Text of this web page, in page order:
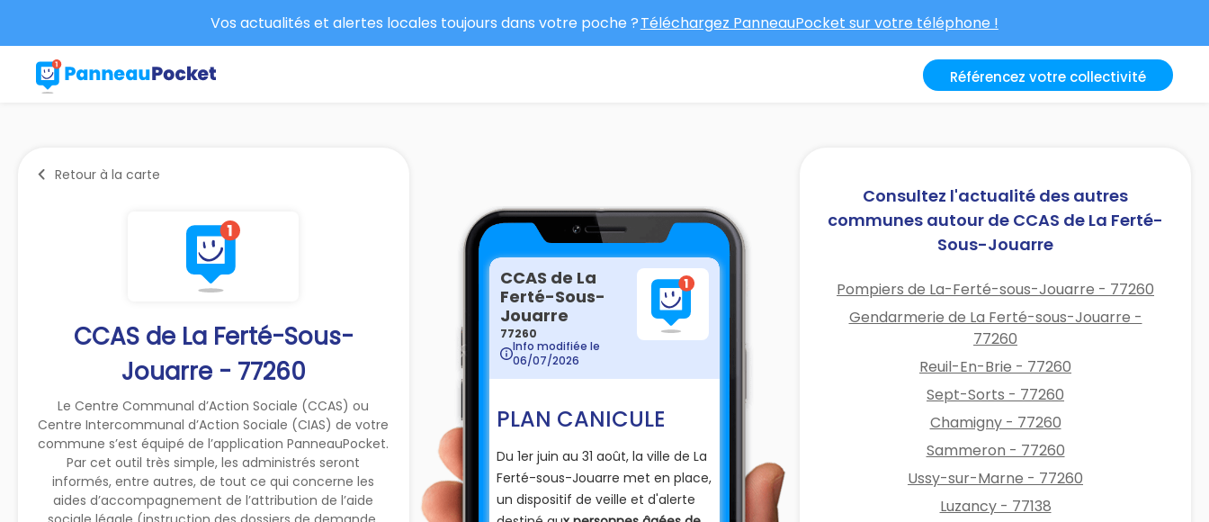
Vos actualités et alertes locales toujours dans votre poche ?Téléchargez PanneauPocket sur votre téléphone !
Référencez votre collectivité
Retour à la carte
CCAS de La Ferté-Sous-
Jouarre - 77260
Le Centre Communal d’Action Sociale (CCAS) ou
Centre Intercommunal d’Action Sociale (CIAS) de votre
commune s’est équipé de l’application PanneauPocket.
Par cet outil très simple, les administrés seront
informés, entre autres, de tout ce qui concerne les
aides d’accompagnement de l’attribution de l’aide
CCAS de La
Ferté-Sous-
Jouarre
77260
Info modifiée le
06/07/2026
PLAN CANICULE
Du 1er juin au 31 août, la ville de La
Ferté-sous-Jouarre met en place,
un dispositif de veille et d'alerte
Consultez l'actualité des autres
communes autour de CCAS de La Ferté-
Sous-Jouarre
Pompiers de La-Ferté-sous-Jouarre - 77260
Gendarmerie de La Ferté-sous-Jouarre -
77260
Reuil-En-Brie - 77260
Sept-Sorts - 77260
Chamigny - 77260
Sammeron - 77260
Ussy-sur-Marne - 77260
Luzancy - 77138